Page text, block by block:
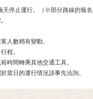
停止運行。（※部分路線的報名
人數稍有變動。
程。
時間轉乘其他交通工具。
當日的運行情況請事先洽詢。